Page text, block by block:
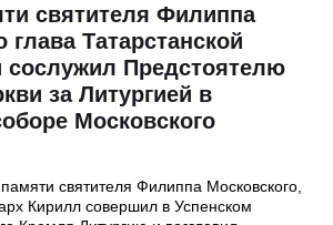
святителя Филиппа
глава Татарстанской
сослужил Предстоятелю
за Литургией в
Московского
святителя Филиппа Московского,
Кирилл совершил в Успенском